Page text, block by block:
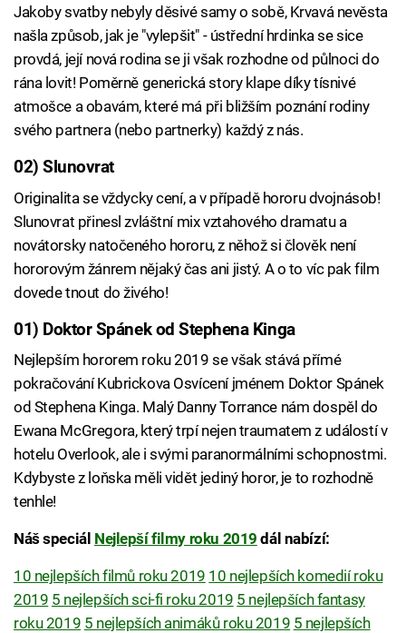
Jakoby svatby nebyly děsivé samy o sobě, Krvavá nevěsta
našla způsob, jak je "vylepšit" - ústřední hrdinka se sice
provdá, její nová rodina se ji však rozhodne od půlnoci do
rána lovit! Poměrně generická story klape díky tísnivé
atmošce a obavám, které má při bližším poznání rodiny
svého partnera (nebo partnerky) každý z nás.
02) Slunovrat
Originalita se vždycky cení, a v případě hororu dvojnásob!
Slunovrat přinesl zvláštní mix vztahového dramatu a
novátorsky natočeného hororu, z něhož si člověk není
hororovým žánrem nějaký čas ani jistý. A o to víc pak film
dovede tnout do živého!
01) Doktor Spánek od Stephena Kinga
Nejlepším hororem roku 2019 se však stává přímé
pokračování Kubrickova Osvícení jménem Doktor Spánek
od Stephena Kinga. Malý Danny Torrance nám dospěl do
Ewana McGregora, který trpí nejen traumatem z událostí v
hotelu Overlook, ale i svými paranormálními schopnostmi.
Kdybyste z loňska měli vidět jediný horor, je to rozhodně
tenhle!
Náš speciál Nejlepší filmy roku 2019 dál nabízí:
10 nejlepších filmů roku 2019 10 nejlepších komedií roku
2019 5 nejlepších sci-fi roku 2019 5 nejlepších fantasy
roku 2019 5 nejlepších animáků roku 2019 5 nejlepších